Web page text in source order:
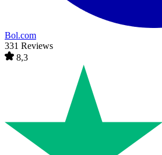
Bol.com
331 Reviews
8,3